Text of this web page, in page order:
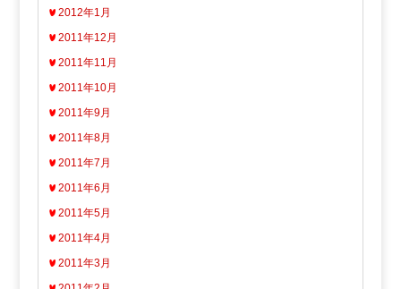
2012年1月
2011年12月
2011年11月
2011年10月
2011年9月
2011年8月
2011年7月
2011年6月
2011年5月
2011年4月
2011年3月